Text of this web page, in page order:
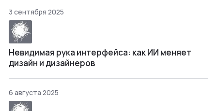
3 сентября 2025
Невидимая рука интерфейса: как ИИ меняет
дизайн и дизайнеров
6 августа 2025